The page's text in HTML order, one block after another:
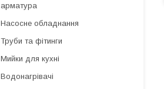
арматура
Насосне обладнання
Труби та фітинги
Мийки для кухні
Водонагрівачі